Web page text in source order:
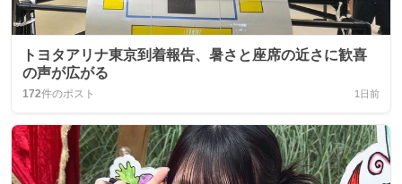
トヨタアリナ東京到着報告、暑さと座席の近さに歓喜
の声が広がる
172件のポスト 1日前